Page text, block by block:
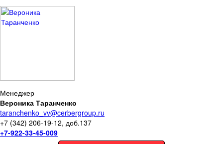
Менеджер
Вероника Таранченко
taranchenko_vv@cerbergroup.ru
+7 (342) 206-19-12, доб.137
+7-922-33-45-009